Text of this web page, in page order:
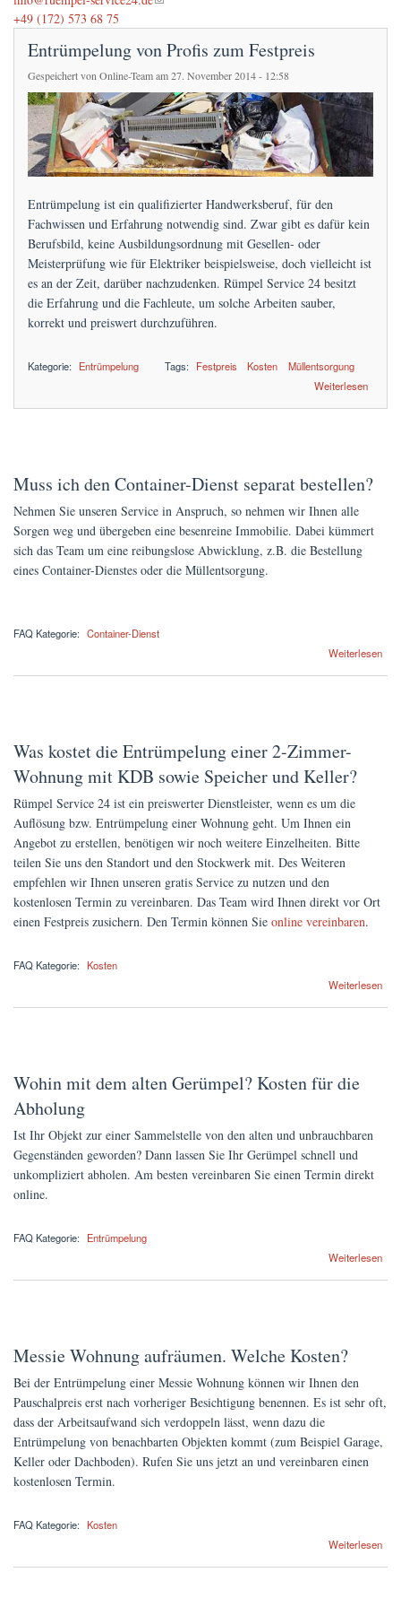
Preise
FAQs
Terminanfrage
+49 (172) 573 68 75
Entrümpelung von Profis zum Festpreis
Gespeichert von Online-Teamam 27. November 2014 - 12:58
Entrümpelung ist ein qualifizierter Handwerksberuf, für den
Fachwissen und Erfahrung notwendig sind. Zwar gibt es dafür kein
Berufsbild, keine Ausbildungsordnung mit Gesellen- oder
Meisterprüfung wie für Elektriker beispielsweise, doch vielleicht ist
es an der Zeit, darüber nachzudenken. Rümpel Service 24 besitzt
die Erfahrung und die Fachleute, um solche Arbeiten sauber,
korrekt und preiswert durchzuführen.
Kategorie: Entrümpelung Tags: Festpreis Kosten
Müllentsorgung
Weiterlesen
Muss ich den Container-Dienst separat bestellen?
Nehmen Sie unseren Service in Anspruch, so nehmen wir Ihnen alle
Sorgen weg und übergeben eine besenreine Immobilie. Dabei kümmert
sich das Team um eine reibungslose Abwicklung, z.B. die Bestellung
eines Container-Dienstes oder die Müllentsorgung.
FAQ Kategorie: Container-Dienst
Weiterlesen
Was kostet die Entrümpelung einer 2-Zimmer-
Wohnung mit KDB sowie Speicher und Keller?
Rümpel Service 24 ist ein preiswerter Dienstleister, wenn es um die
Auflösung bzw. Entrümpelung einer Wohnung geht. Um Ihnen ein
Angebot zu erstellen, benötigen wir noch weitere Einzelheiten. Bitte
teilen Sie uns den Standort und den Stockwerk mit. Des Weiteren
empfehlen wir Ihnen unseren gratis Service zu nutzen und den
kostenlosen Termin zu vereinbaren. Das Team wird Ihnen direkt vor Ort
einen Festpreis zusichern. Den Termin können Sie online vereinbaren.
FAQ Kategorie: Kosten
Weiterlesen
über Was kostet die Entrümpelung einer 2-Zimmer-Wohnung mit KDB sowie Speicher
Wohin mit dem alten Gerümpel? Kosten für die
Abholung
Ist Ihr Objekt zur einer Sammelstelle von den alten und unbrauchbaren
Gegenständen geworden? Dann lassen Sie Ihr Gerümpel schnell und
unkompliziert abholen. Am besten vereinbaren Sie einen Termin direkt
online.
FAQ Kategorie: Entrümpelung
Weiterlesen
Messie Wohnung aufräumen. Welche Kosten?
Bei der Entrümpelung einer Messie Wohnung können wir Ihnen den
Pauschalpreis erst nach vorheriger Besichtigung benennen. Es ist sehr oft,
dass der Arbeitsaufwand sich verdoppeln lässt, wenn dazu die
Entrümpelung von benachbarten Objekten kommt (zum Beispiel Garage,
Keller oder Dachboden). Rufen Sie uns jetzt an und vereinbaren einen
kostenlosen Termin.
FAQ Kategorie: Kosten
Weiterlesen